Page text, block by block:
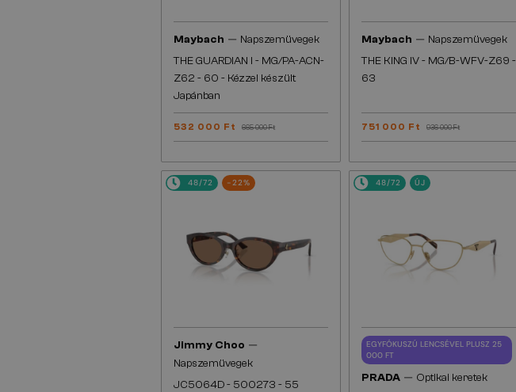
Maybach — Napszemüvegek
THE GUARDIAN I - MG/PA-ACN-
Z62 - 60 - Kézzel készült
Japánban
532 000 Ft 665 000 Ft
Maybach — Napszemüvegek
THE KING IV - MG/B-WFV-Z69 -
63
751 000 Ft 936 000 Ft
48/72 -22%
Jimmy Choo —
Napszemüvegek
JC5064D - 500273 - 55
48/72 ÚJ
EGYFÓKUSZÚ LENCSÉVEL PLUSZ 25
000 FT
PRADA — Optikai keretek